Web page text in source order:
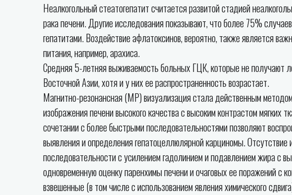
Неалкогольный стеатогепатит считается развитой стадией
рака печени. Другие исследования показывают, что более 75%
гепатитами. Воздействие афлатоксинов, вероятно, также является
питания, например, арахиса.
Средняя 5-летняя выживаемость больных ГЦК, которые не получают
Восточной Азии, хотя и у них ее распространенность возрастает.
Магнитно-резонансная (МР) визуализация стала действенным
изображения печени высокого качества с высоким контрастом
сочетании с более быстрыми последовательностями позволяют
выявления и определения гепатоцеллюлярной карциномы.
последовательности с усилением гадолинием и подавлением жира с
одновременную оценку паренхимы печени и очаговых ее поражений
взвешенные (в том числе с использованием явления химического